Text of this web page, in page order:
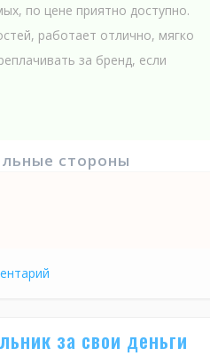
по цене приятно доступно.
работает отлично, мягко
за бренд, если
стороны
за свои деньги